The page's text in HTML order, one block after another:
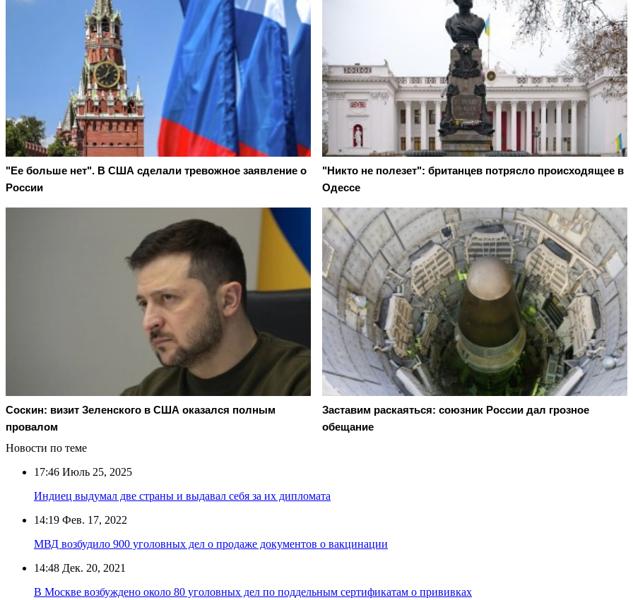
"Ее больше нет". В США сделали тревожное заявление о
России
"Никто не полезет": британцев потрясло происходящее в
Одессе
Соскин: визит Зеленского в США оказался полным
провалом
Заставим раскаяться: союзник России дал грозное
обещание
Новости по теме
17:46 Июль 25, 2025
Индиец выдумал две страны и выдавал себя за их дипломата
14:19 Фев. 17, 2022
МВД возбудило 900 уголовных дел о продаже документов о вакцинации
14:48 Дек. 20, 2021
В Москве возбуждено около 80 уголовных дел по поддельным сертификатам о прививках